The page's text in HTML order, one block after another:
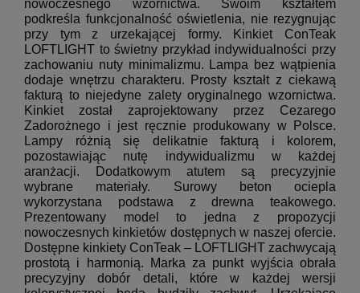
nowoczesnego wzornictwa. Swoim kształtem
podkreśla funkcjonalność oświetlenia, nie rezygnując
przy tym z urzekającej formy. Kinkiet ConTeak
LOFTLIGHT to świetny przykład indywidualności przy
zachowaniu nuty minimalizmu. Lampa bez wątpienia
dodaje wnętrzu charakteru. Prosty kształt z ciekawą
fakturą to niejedyne zalety oryginalnego wzornictwa.
Kinkiet został zaprojektowany przez Cezarego
Zadorożnego i jest ręcznie produkowany w Polsce.
Lampy różnią się delikatnie fakturą i kolorem,
pozostawiając nutę indywidualizmu w każdej
aranżacji. Dodatkowym atutem są precyzyjnie
wybrane materiały. Surowy beton ociepla
wykorzystana podstawa z drewna teakowego.
Prezentowany model to jedna z propozycji
nowoczesnych kinkietów dostępnych w naszej ofercie.
Dostępne kinkiety ConTeak – LOFTLIGHT zachwycają
prostotą i harmonią. Marka za punkt wyjścia obrała
precyzyjny dobór detali, które w każdej wersji